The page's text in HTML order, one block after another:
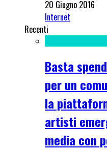
20 Giugno 2016
Internet
Recenti
Basta
per un
la
artisti
media con